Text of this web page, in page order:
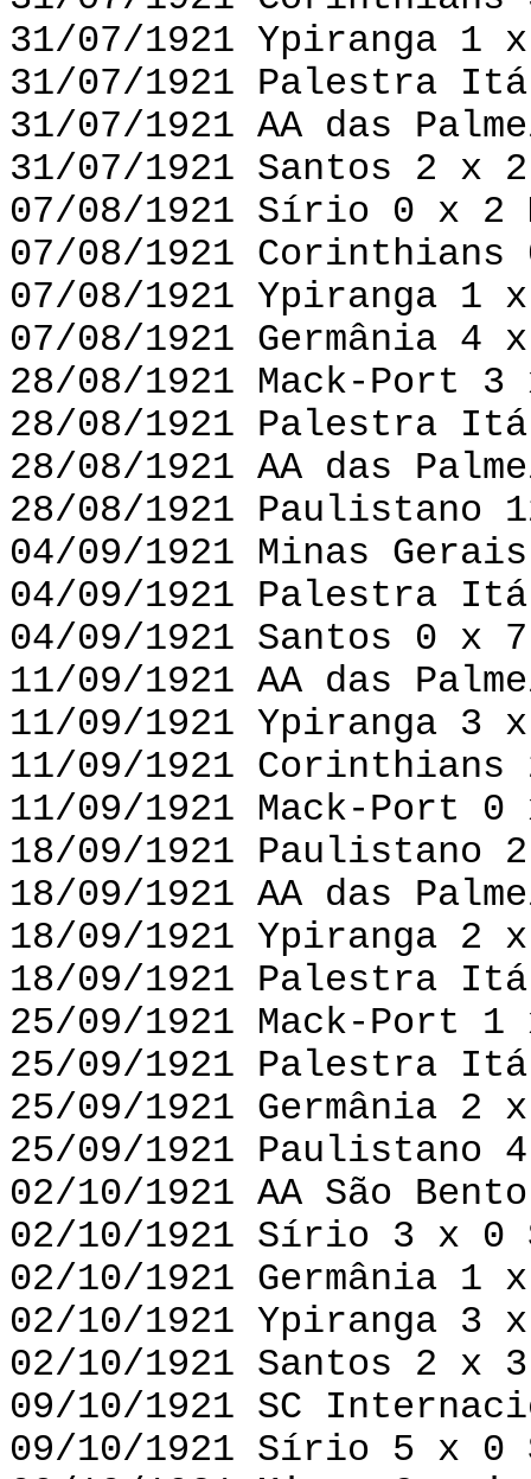
31/07/1921 Ypiranga 1
31/07/1921 Palestra
31/07/1921 AA das
31/07/1921 Santos 2 x
07/08/1921 Sírio 0 x 2
07/08/1921
07/08/1921 Ypiranga 1
07/08/1921 Germânia
28/08/1921 Mack-Port 3
28/08/1921 Palestra
28/08/1921 AA das
28/08/1921 Paulistano
04/09/1921 Minas
04/09/1921 Palestra
04/09/1921 Santos 0 x
11/09/1921 AA das
11/09/1921 Ypiranga 3
11/09/1921 Corinthians
11/09/1921 Mack-Port 0
18/09/1921 Paulistano
18/09/1921 AA das
18/09/1921 Ypiranga 2
18/09/1921 Palestra
25/09/1921 Mack-Port
25/09/1921 Palestra
25/09/1921 Germânia 2
25/09/1921 Paulistano
02/10/1921 AA São
02/10/1921 Sírio 3 x 0
02/10/1921 Germânia 1
02/10/1921 Ypiranga 3
02/10/1921 Santos 2 x
09/10/1921 SC
09/10/1921 Sírio 5 x 0